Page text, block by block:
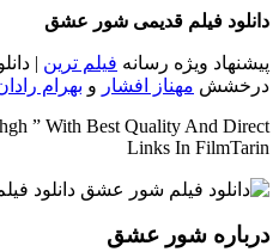
دانلود فیلم قدیمی شور عشق
پیشنهاد ویژه رسانه فیلم ترین |
درخشش مهناز افشار و بهرام
” With Best Quality And Direct
Links In FilmTarin
درباره شور عشق